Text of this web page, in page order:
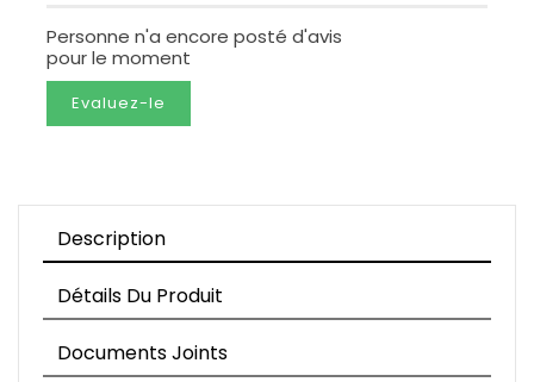
Personne n'a encore posté d'avis
pour le moment
Evaluez-le
Description
Détails Du Produit
Documents Joints